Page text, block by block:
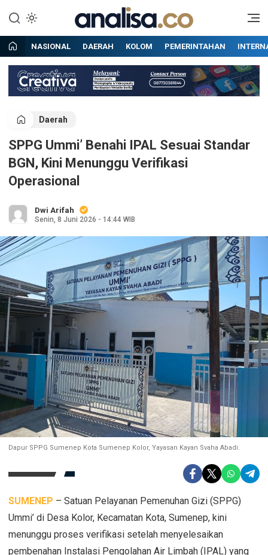
konten
Analisa
Situs berita online terpercaya
NASIONAL DAERAH KOLOM PEMERINTAHAN
Daerah
SPPG Ummi’ Benahi IPAL Sesuai Standar
BGN, Kini Menunggu Verifikasi
Operasional
Dwi Arifah
Senin, 8 Juni 2026 - 14:44 WIB
Dapur SPPG Sumenep Kota Sumenep Kolor, Yayasan Kayan Svaha Abadi.
SUMENEP – Satuan Pelayanan Pemenuhan Gizi (SPPG)
Ummi’ di Desa Kolor, Kecamatan Kota, Sumenep, kini
menunggu proses verifikasi setelah menyelesaikan
pembenahan Instalasi Pengolahan Air Limbah (IPAL) yang